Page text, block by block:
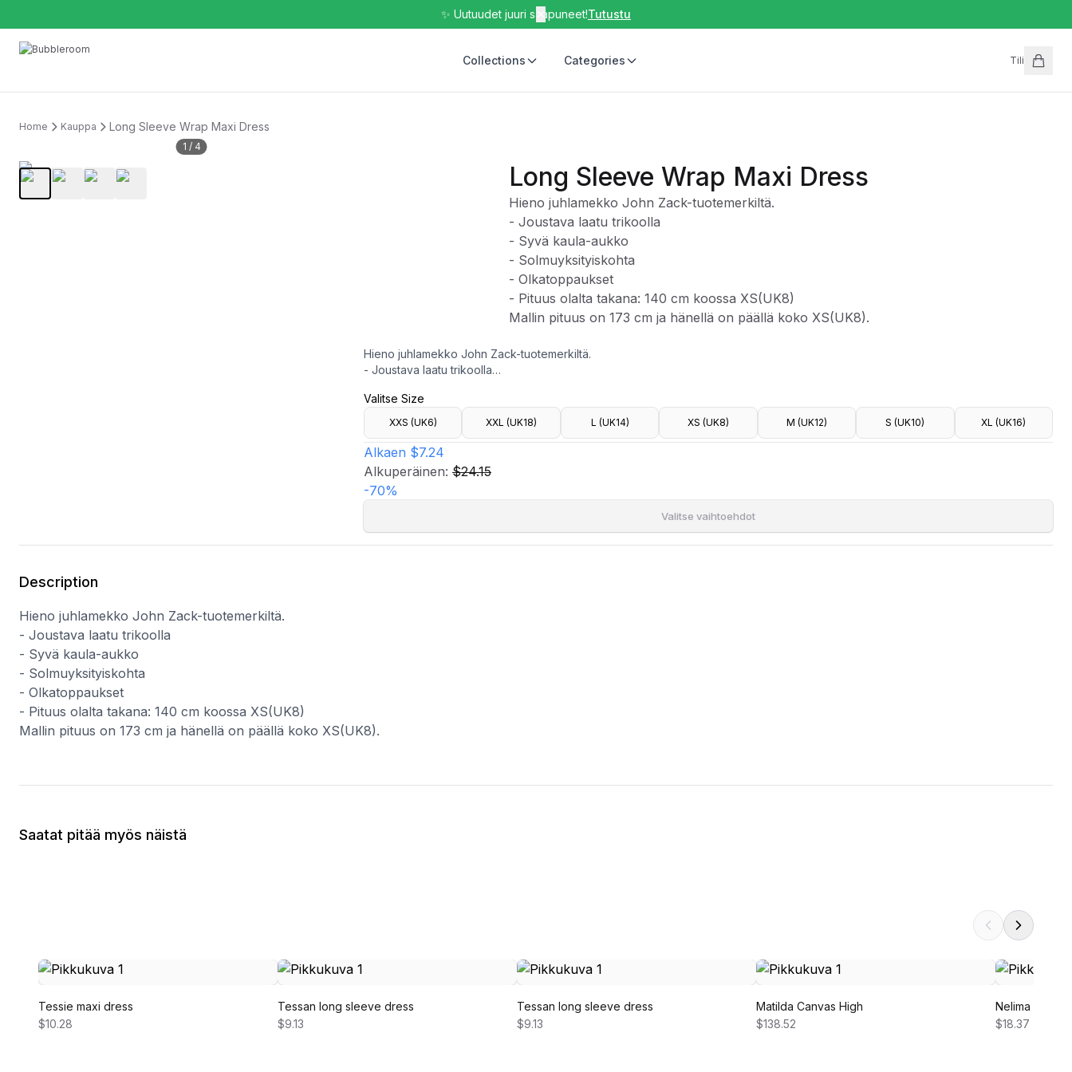
✨ Uutuudet juuri saapuneet!Tutustu
Collections Categories Tili
Home Kauppa Long Sleeve Wrap Maxi Dress
1 / 4
Long Sleeve Wrap Maxi Dress
Hieno juhlamekko John Zack-tuotemerkiltä.
- Joustava laatu trikoolla
- Syvä kaula-aukko
- Solmuyksityiskohta
- Olkatoppaukset
- Pituus olalta takana: 140 cm koossa XS(UK8)
Mallin pituus on 173 cm ja hänellä on päällä koko XS(UK8).
Hieno juhlamekko John Zack-tuotemerkiltä.
- Joustava laatu trikoolla
- Solmuyksityiskohta
- Olkatoppaukset
- Pituus olalta takana: 140 cm koossa XS(UK8)
Mallin pituus on 173 cm ja hänellä on päällä koko XS(UK8).
Valitse Size
XXS (UK6) XXL (UK18) L (UK14) XS (UK8) M (UK12) S (UK10) XL (UK16)
Alkaen $7.24
Alkuperäinen: $24.15
-70%
Valitse vaihtoehdot
Description
Hieno juhlamekko John Zack-tuotemerkiltä.
- Joustava laatu trikoolla
- Syvä kaula-aukko
- Solmuyksityiskohta
- Olkatoppaukset
- Pituus olalta takana: 140 cm koossa XS(UK8)
Mallin pituus on 173 cm ja hänellä on päällä koko XS(UK8).
Saatat pitää myös näistä
Tessie maxi dress
$10.28
Tessan long sleeve dress
$9.13
Tessan long sleeve dress
$9.13
Matilda Canvas High
$138.52
Nelima Dress
$18.37